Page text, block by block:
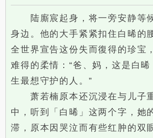
陆廝宸起身，将一旁安静等候
身边。他的大手紧紧扣住白晞的
全世界宣告这份失而復得的珍宝
难得的柔情：“爸、妈，这是白晞
生最想守护的人。”
萧若楠原本还沉浸在与儿子
中，听到「白晞」这两个字，她
滞，原本因哭泣而有些红肿的双